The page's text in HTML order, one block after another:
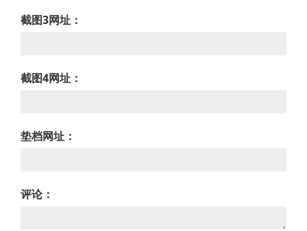
截图3网址：
截图4网址：
垫档网址：
评论：